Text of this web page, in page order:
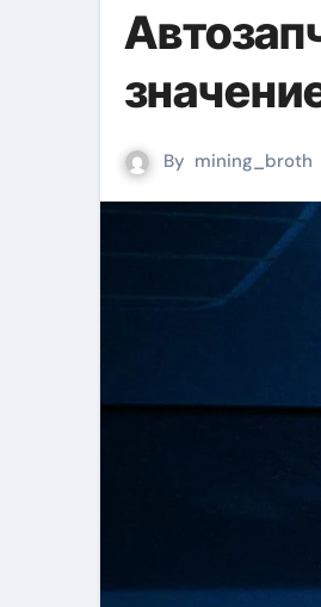
By mining_broth